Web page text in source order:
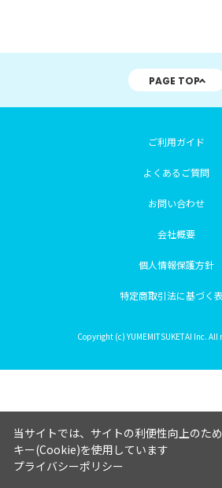
PAGE TOP
ご利用ガイド
よくあるご質問
お問い合わせ
会社概要
個人情報保護方針
特定商取引法に基づく
Copyright (c) YUMEMITSUKETAI Inc.
当サイトでは、サイトの利便性向上のた
キー(Cookie)を使用しています
プライバシーポリシー